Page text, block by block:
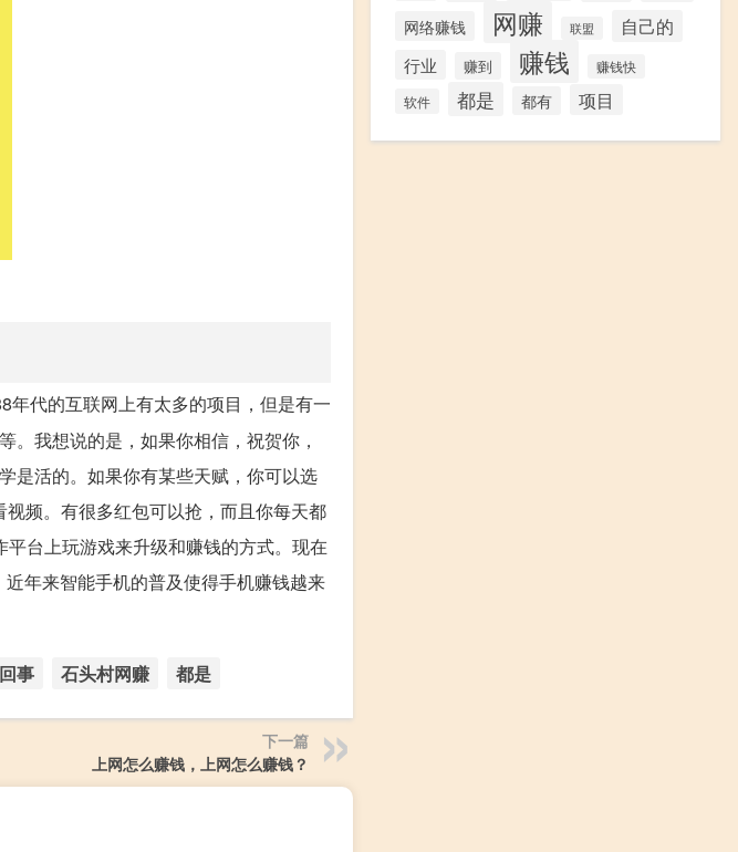
年代的互联网上有太多的项目，但是有一
我想说的是，如果你相信，祝贺你，
是活的。如果你有某些天赋，你可以选
频。有很多红包可以抢，而且你每天都
台上玩游戏来升级和赚钱的方式。现在
年来智能手机的普及使得手机赚钱越来
事 石头村网赚 都是
下一篇
上网怎么赚钱，上网怎么赚钱？
网络赚钱 网赚 联盟 自己的
行业 赚到 赚钱 赚钱快
软件 都是 都有 项目